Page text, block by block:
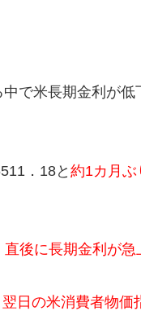
で米長期金利が低
．18と 約1カ月ぶ
後に長期金利が急
翌日の米消費者物価